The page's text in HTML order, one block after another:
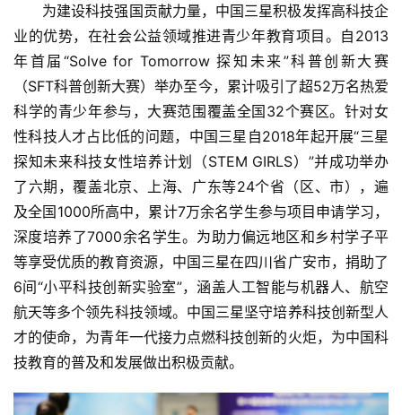
首
页
资
讯
商
业
为建设科技强国贡献力量，中国三星积极发挥高科技企
业的优势，在社会公益领域推进青少年教育项目。自2013
年首届“Solve for Tomorrow 探知未来”科普创新大赛
（SFT科普创新大赛）举办至今，累计吸引了超52万名热爱
科学的青少年参与，大赛范围覆盖全国32个赛区。针对女
性科技人才占比低的问题，中国三星自2018年起开展“三星
探知未来科技女性培养计划（STEM GIRLS）”并成功举办
了六期，覆盖北京、上海、广东等24个省（区、市），遍
及全国1000所高中，累计7万余名学生参与项目申请学习，
深度培养了7000余名学生。为助力偏远地区和乡村学子平
等享受优质的教育资源，中国三星在四川省广安市，捐助了
6间“小平科技创新实验室”，涵盖人工智能与机器人、航空
航天等多个领先科技领域。中国三星坚守培养科技创新型人
才的使命，为青年一代接力点燃科技创新的火炬，为中国科
技教育的普及和发展做出积极贡献。